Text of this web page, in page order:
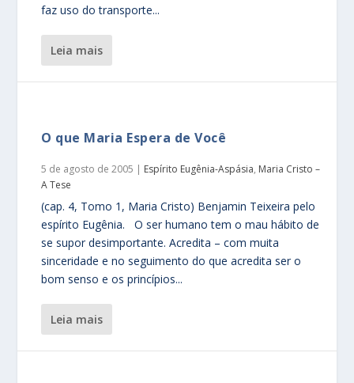
faz uso do transporte...
leia mais
O que Maria Espera de Você
5 de agosto de 2005 | Espírito Eugênia-Aspásia, Maria Cristo –
A Tese
(cap. 4, Tomo 1, Maria Cristo) Benjamin Teixeira pelo
espírito Eugênia. O ser humano tem o mau hábito de
se supor desimportante. Acredita – com muita
sinceridade e no seguimento do que acredita ser o
bom senso e os princípios...
leia mais